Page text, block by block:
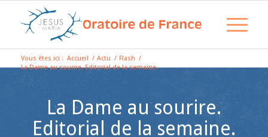
Vous êtes ici : Accueil / Actu / Flash /
La Dame au sourire. Editorial de la semaine.
La Dame au sourire.
Editorial de la semaine.